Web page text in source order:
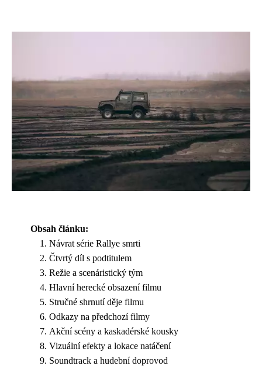
Obsah článku:
Návrat série Rallye smrti
Čtvrtý díl s podtitulem
Režie a scenáristický tým
Hlavní herecké obsazení filmu
Stručné shrnutí děje filmu
Odkazy na předchozí filmy
Akční scény a kaskadérské kousky
Vizuální efekty a lokace natáčení
Soundtrack a hudební doprovod